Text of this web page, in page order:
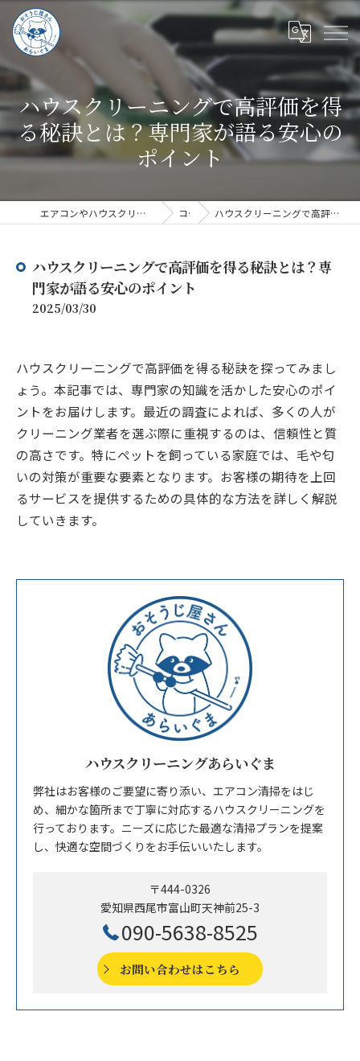
ハウスクリーニングで高評価を得
る秘訣とは？専門家が語る安心の
ポイント
エアコンやハウスクリーニングならハウスクリーニングあらいぐま コラム ハウスクリーニングで高評価を得る秘訣とは？専門家が語る安心のポイント
ハウスクリーニングで高評価を得る秘訣とは？専
門家が語る安心のポイント
2025/03/30
ハウスクリーニングで高評価を得る秘訣を探ってみまし
ょう。本記事では、専門家の知識を活かした安心のポイ
ントをお届けします。最近の調査によれば、多くの人が
クリーニング業者を選ぶ際に重視するのは、信頼性と質
の高さです。特にペットを飼っている家庭では、毛や匂
いの対策が重要な要素となります。お客様の期待を上回
るサービスを提供するための具体的な方法を詳しく解説
していきます。
ハウスクリーニングあらいぐま
弊社はお客様のご要望に寄り添い、エアコン清掃をはじ
め、細かな箇所まで丁寧に対応するハウスクリーニングを
行っております。ニーズに応じた最適な清掃プランを提案
し、快適な空間づくりをお手伝いいたします。
〒444-0326
愛知県西尾市富山町天神前25-3
090-5638-8525
お問い合わせはこちら